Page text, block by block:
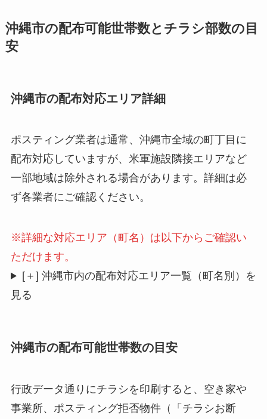
沖縄市の配布可能世帯数とチラシ部数の目
安
沖縄市の配布対応エリア詳細
ポスティング業者は通常、沖縄市全域の町丁目に
配布対応していますが、米軍施設隣接エリアなど
一部地域は除外される場合があります。詳細は必
ず各業者にご確認ください。
※詳細な対応エリア（町名）は以下からご確認い
ただけます。
[＋] 沖縄市内の配布対応エリア一覧（町名別）を
見る
沖縄市の配布可能世帯数の目安
行政データ通りにチラシを印刷すると、空き家や
事業所、ポスティング拒否物件（「チラシお断